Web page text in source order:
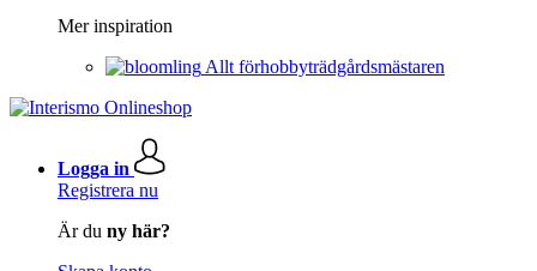
Mer inspiration
Allt förhobbyträdgårdsmästaren
Logga in
Registrera nu
Är du ny här?